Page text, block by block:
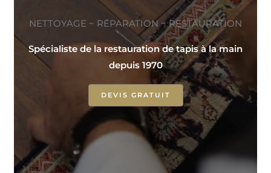
NETTOYAGE ~ RÉPARATION ~ RESTAURATION
Spécialiste de la restauration de tapis à la main
depuis 1970
DEVIS GRATUIT